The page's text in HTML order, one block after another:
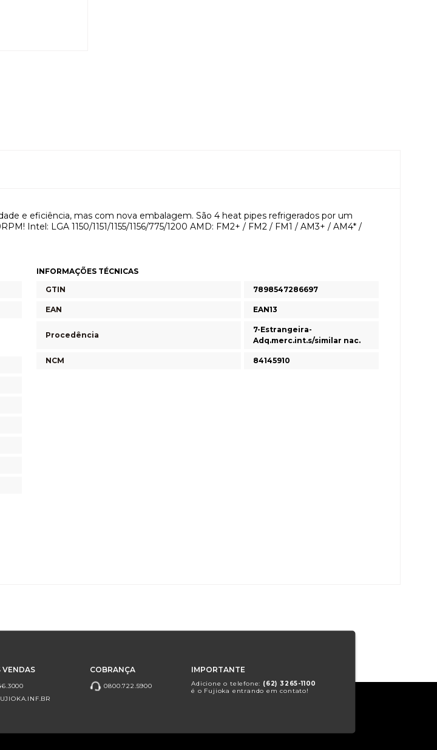
e eficiência, mas com nova embalagem. São 4 heat pipes refrigerados por um
Intel: LGA 1150/1151/1155/1156/775/1200 AMD: FM2+ / FM2 / FM1 / AM3+ / AM4* /
INFORMAÇÕES TÉCNICAS
GTIN
7898547286697
EAN EAN13
Procedência
7-Estrangeira-
Adq.merc.int.s/similar nac.
NCM 84145910
VENDAS COBRANÇA
0800.722.5900
IMPORTANTE
Adicione o telefone: (62) 3265-1100
é o Fujioka entrando em contato!